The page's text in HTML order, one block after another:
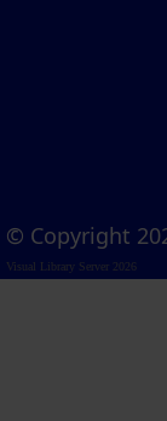
© Copyright
Visual Library Server 2026